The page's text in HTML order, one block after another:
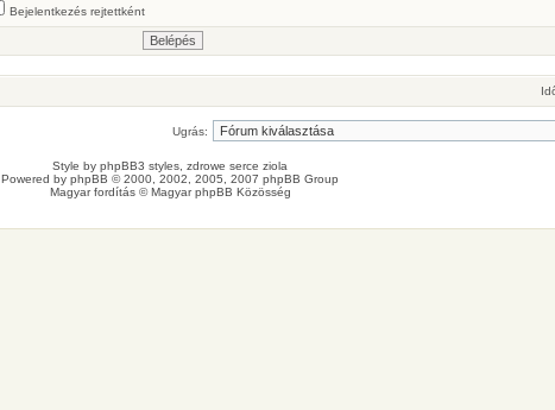
Bejelentkezés rejtettként
Ugrás:
Style by phpBB3 styles , zdrowe serce ziola
Powered by phpBB © 2000, 2002, 2005, 2007 phpBB Group
Magyar fordítás ©Magyar phpBB Közösség